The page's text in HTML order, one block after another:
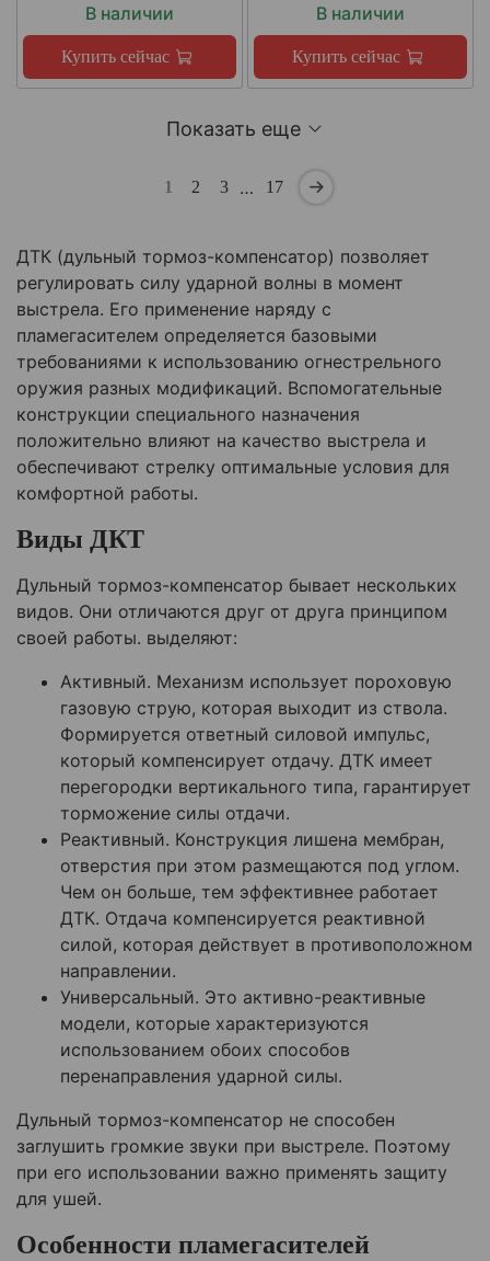
В наличии
Купить сейчас
В наличии
Купить сейчас
Показать еще
1 2 3 … 17
ДТК (дульный тормоз-компенсатор) позволяет
регулировать силу ударной волны в момент
выстрела. Его применение наряду с
пламегасителем определяется базовыми
требованиями к использованию огнестрельного
оружия разных модификаций. Вспомогательные
конструкции специального назначения
положительно влияют на качество выстрела и
обеспечивают стрелку оптимальные условия для
комфортной работы.
Виды ДКТ
Дульный тормоз-компенсатор бывает нескольких
видов. Они отличаются друг от друга принципом
своей работы. выделяют:
Активный. Механизм использует пороховую
газовую струю, которая выходит из ствола.
Формируется ответный силовой импульс,
который компенсирует отдачу. ДТК имеет
перегородки вертикального типа, гарантирует
торможение силы отдачи.
Реактивный. Конструкция лишена мембран,
отверстия при этом размещаются под углом.
Чем он больше, тем эффективнее работает
ДТК. Отдача компенсируется реактивной
силой, которая действует в противоположном
направлении.
Универсальный. Это активно-реактивные
модели, которые характеризуются
использованием обоих способов
перенаправления ударной силы.
Дульный тормоз-компенсатор не способен
заглушить громкие звуки при выстреле. Поэтому
при его использовании важно применять защиту
для ушей.
Особенности пламегасителей